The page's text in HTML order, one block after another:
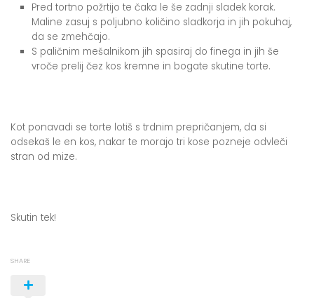
Pred tortno požrtijo te čaka le še zadnji sladek korak.
Maline zasuj s poljubno količino sladkorja in jih pokuhaj,
da se zmehčajo.
S paličnim mešalnikom jih spasiraj do finega in jih še
vroče prelij čez kos kremne in bogate skutine torte.
Kot ponavadi se torte lotiš s trdnim prepričanjem, da si
odsekaš le en kos, nakar te morajo tri kose pozneje odvleči
stran od mize.
Skutin tek!
SHARE